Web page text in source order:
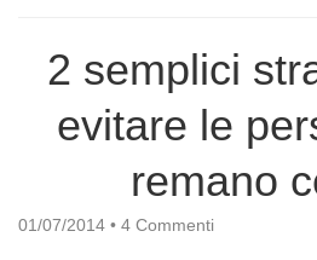
2 semplici
evitare le
remano
01/07/2014 • 4 Commenti